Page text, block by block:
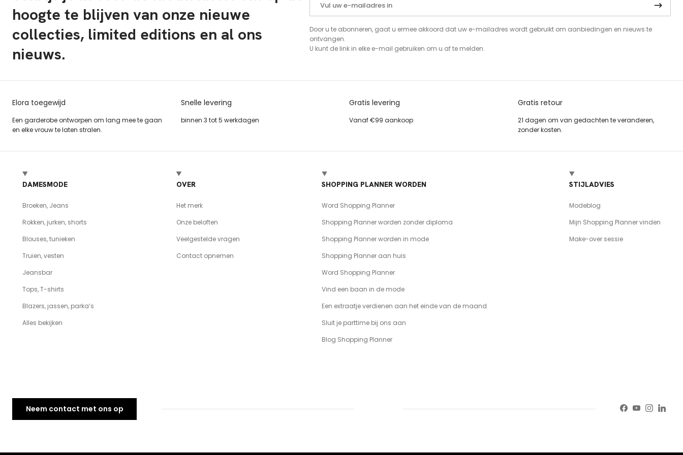
hoogte te blijven van onze nieuwe
collecties, limited editions en al ons
nieuws.
Door u te abonneren, gaat u ermee akkoord dat uw e-mailadres wordt gebruikt om aanbiedingen en nieuws te
ontvangen.
U kunt de link in elke e-mail gebruiken om u af te melden.
Elora toegewijd
Een garderobe ontworpen om lang mee te gaan
en elke vrouw te laten stralen.
Snelle levering
binnen 3 tot 5 werkdagen
Gratis levering
Vanaf €99 aankoop
Gratis retour
21 dagen om van gedachten te veranderen,
zonder kosten.
DAMESMODE
Broeken, Jeans
Rokken, jurken, shorts
Blouses, tunieken
Truien, vesten
Jeansbar
Tops, T-shirts
Blazers, jassen, parka’s
Alles bekijken
OVER
Het merk
Onze beloften
Veelgestelde vragen
Contact opnemen
SHOPPING PLANNER WORDEN
Word Shopping Planner
Shopping Planner worden zonder diploma
Shopping Planner worden in mode
Shopping Planner aan huis
Word Shopping Planner
Vind een baan in de mode
Een extraatje verdienen aan het einde van de maand
Sluit je parttime bij ons aan
Blog Shopping Planner
STIJLADVIES
Modeblog
Mijn Shopping Planner vinden
Make-over sessie
Neem contact met ons op Facebook
YouTube